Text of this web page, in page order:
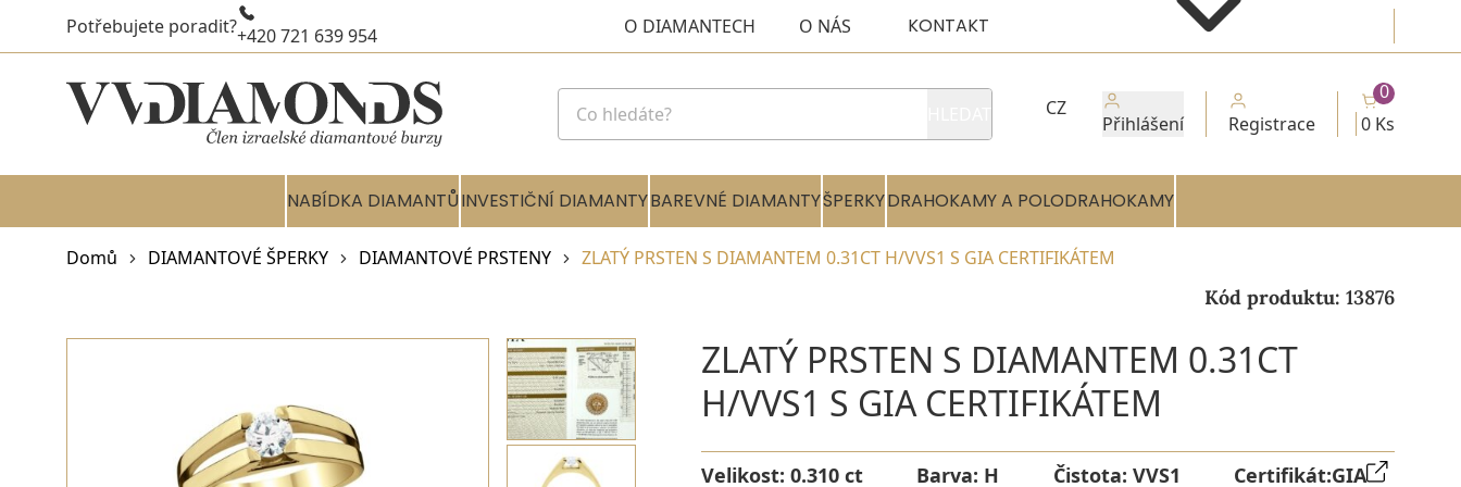
Potřebujete poradit?+420 721 639 954 O DIAMANTECH O NÁS KONTAKT
CZ
Přihlášení Registrace 0 Ks
0
NABÍDKA DIAMANTŮINVESTIČNÍ DIAMANTYBAREVNÉ DIAMANTYŠPERKYDRAHOKAMY A POLODRAHOKAMY
Domů DIAMANTOVÉ ŠPERKY DIAMANTOVÉ PRSTENY ZLATÝ PRSTEN S DIAMANTEM 0.31CT H/VVS1 S GIA CERTIFIKÁTEM
Kód produktu: 13876
ZLATÝ PRSTEN S DIAMANTEM 0.31CT
H/VVS1 S GIA CERTIFIKÁTEM
Velikost: 0.310 ct Barva: H Čistota: VVS1 Certifikát:GIA